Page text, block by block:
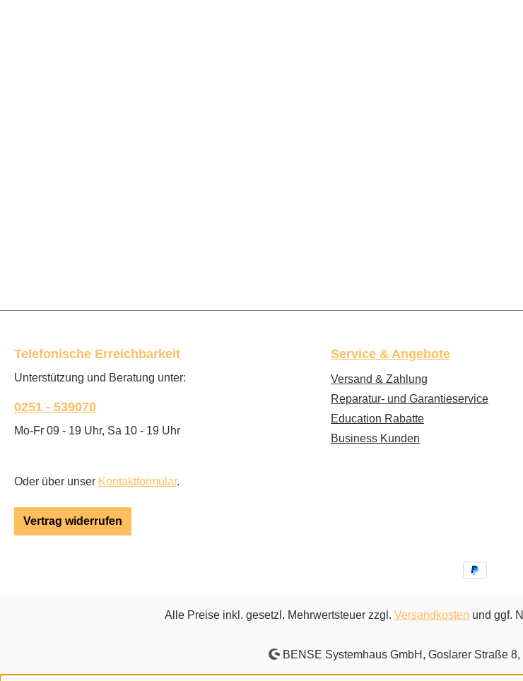
Telefonische Erreichbarkeit
Unterstützung und Beratung unter:
0251 - 539070
Mo-Fr 09 - 19 Uhr, Sa 10 - 19 Uhr
Oder über unser Kontaktformular.
Vertrag widerrufen
Service & Angebote
Versand & Zahlung
Reparatur- und Garantieservice
Education Rabatte
Business Kunden
Alle Preise inkl. gesetzl. Mehrwertsteuer zzgl. Versandkosten und ggf.
BENSE Systemhaus GmbH, Goslarer Straße